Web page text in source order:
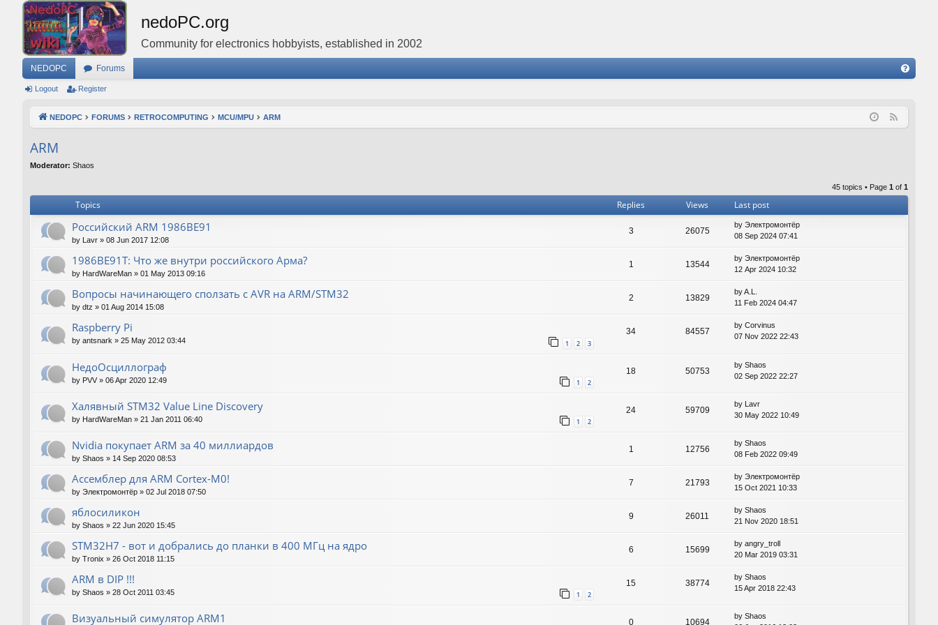
nedoPC.org
Community for electronics hobbyists, established in 2002
NEDOPC Forums
Q
Logout Register
NEDOPC FORUMS RETROCOMPUTING MCU/MPU ARM
ARM
Moderator: Shaos
45 topics • Page 1 of 1
Topics Replies Views Last post
Российский ARM 1986ВЕ91
by Lavr » 08 Jun 2017 12:08
3 26075
by Электромонтёр
08 Sep 2024 07:41
1986ВЕ91Т: Что же внутри российского Арма?
by HardWareMan » 01 May 2013 09:16
1 13544
by Электромонтёр
12 Apr 2024 10:32
Вопросы начинающего сползать с AVR на ARM/STM32
by dtz » 01 Aug 2014 15:08
2 13829
byA.L.
11 Feb 2024 04:47
Raspberry Pi
by antsnark » 25 May 2012 03:44 1 2 3
34 84557
by Corvinus
07 Nov 2022 22:43
НедоОсциллограф
by PVV » 06 Apr 2020 12:49 1 2
18 50753
by Shaos
02 Sep 2022 22:27
Халявный STM32 Value Line Discovery
by HardWareMan » 21 Jan 2011 06:40 1 2
24 59709
by Lavr
30 May 2022 10:49
Nvidia покупает ARM за 40 миллиардов
by Shaos » 14 Sep 2020 08:53
1 12756
by Shaos
08 Feb 2022 09:49
Ассемблер для ARM Cortex-M0!
by Электромонтёр » 02 Jul 2018 07:50
7 21793
by Электромонтёр
15 Oct 2021 10:33
яблосиликон
by Shaos » 22 Jun 2020 15:45
9 26011
by Shaos
21 Nov 2020 18:51
STM32H7 - вот и добрались до планки в 400 МГц на ядро
by Tronix » 26 Oct 2018 11:15
6 15699
by angry_troll
20 Mar 2019 03:31
ARM в DIP !!!
by Shaos » 28 Oct 2011 03:45 1 2
15 38774
by Shaos
15 Apr 2018 22:43
Визуальный симулятор ARM1 0 10694
by Shaos